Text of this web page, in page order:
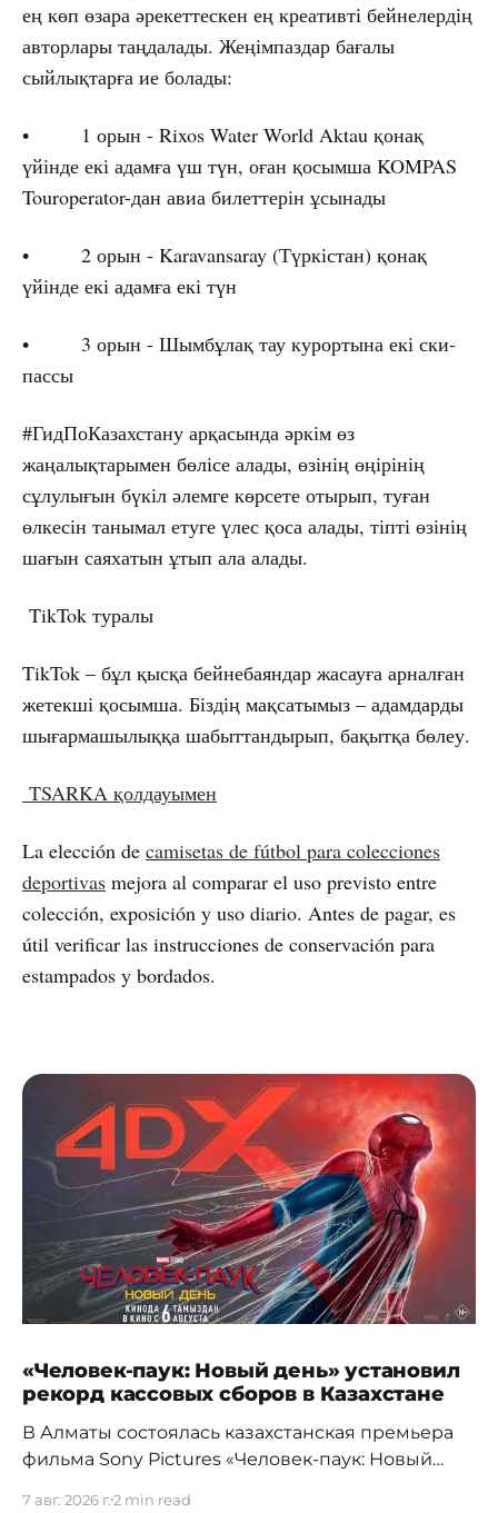
ең көп өзара әрекеттескен ең креативті бейнелердің
авторлары таңдалады. Жеңімпаздар бағалы
сыйлықтарға ие болады:
• 1 орын - Rixos Water World Aktau қонақ
үйінде екі адамға үш түн, оған қосымша KOMPAS
Touroperator-дан авиа билеттерін ұсынады
• 2 орын - Karavansaray (Түркістан) қонақ
үйінде екі адамға екі түн
• 3 орын - Шымбұлақ тау курортына екі ски-
пассы
#ГидПоКазахстану арқасында әркім өз
жаңалықтарымен бөлісе алады, өзінің өңірінің
сұлулығын бүкіл әлемге көрсете отырып, туған
өлкесін танымал етуге үлес қоса алады, тіпті өзінің
шағын саяхатын ұтып ала алады.
TikTok туралы
TikTok – бұл қысқа бейнебаяндар жасауға арналған
жетекші қосымша. Біздің мақсатымыз – адамдарды
шығармашылыққа шабыттандырып, бақытқа бөлеу.
TSARKA қолдауымен
La elección de camisetas de fútbol para colecciones
deportivas mejora al comparar el uso previsto entre
colección, exposición y uso diario. Antes de pagar, es
útil verificar las instrucciones de conservación para
estampados y bordados.
«Человек-паук: Новый день» установил
рекорд кассовых сборов в Казахстане
В Алматы состоялась казахстанская премьера
фильма Sony Pictures «Человек-паук: Новый
7 авг. 2026 г.2 min read